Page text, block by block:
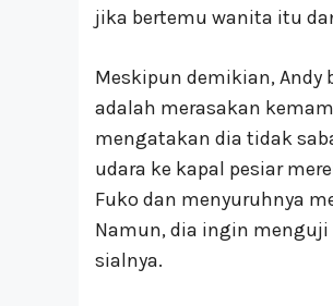
jika bertemu wanita itu
Meskipun demikian,
adalah merasakan
mengatakan dia tidak
udara ke kapal pesiar
Fuko dan menyuruhnya
Namun, dia ingin
sialnya.